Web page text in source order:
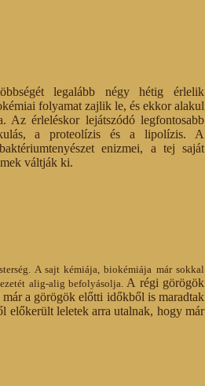
legalább négy hétig érlelik
folyamat zajlik le, és ekkor alakul
érleléskor lejátszódó legfontosabb
a proteolízis és a lipolízis. A
enizmei, a tej saját
váltják ki.
A sajt kémiája, biokémiája már sokkal
alig-alig befolyásolja. A régi görögök
a görögök előtti időkből is maradtak
előkerült leletek arra utalnak, hogy már